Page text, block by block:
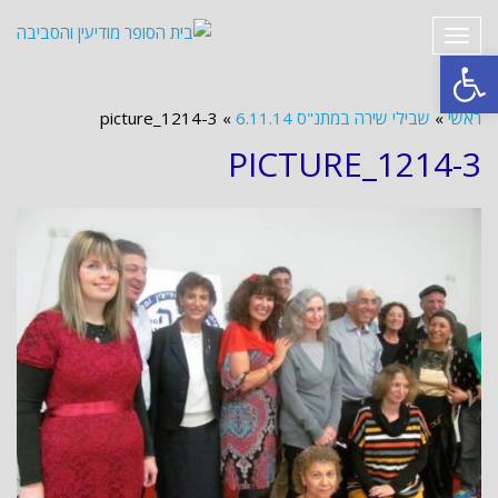
פתח סרגל נגישות
תפריט
ראשי » שבילי שירה במתנ"ס 6.11.14 »
picture_1214-3
PICTURE_1214-3